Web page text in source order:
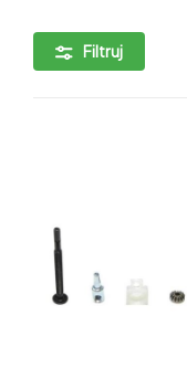
Filtruj